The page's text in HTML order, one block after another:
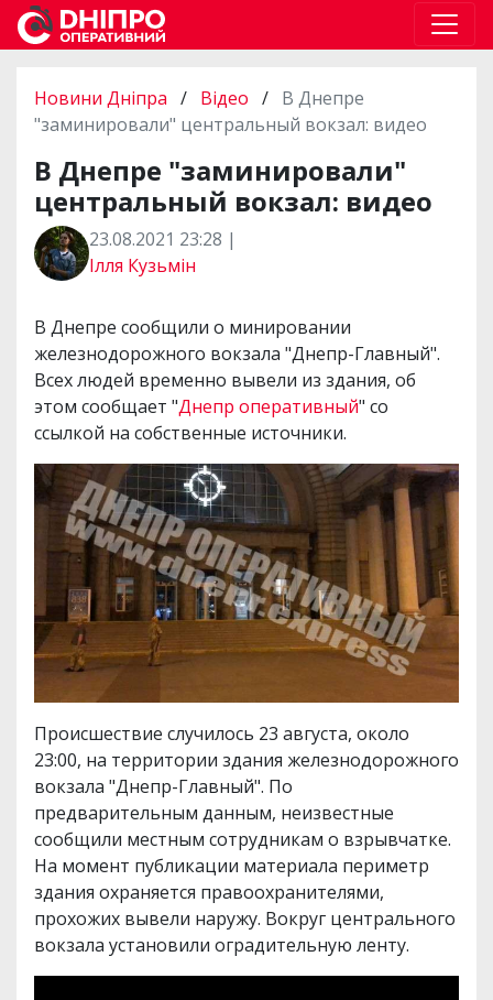
Новини Дніпра / Відео / В Днепре
"заминировали" центральный вокзал: видео
В Днепре "заминировали"
центральный вокзал: видео
23.08.2021 23:28 |
Ілля Кузьмін
В Днепре сообщили о минировании
железнодорожного вокзала "Днепр-Главный".
Всех людей временно вывели из здания, об
этом сообщает "Днепр оперативный" со
ссылкой на собственные источники.
Происшествие случилось 23 августа, около
23:00, на территории здания железнодорожного
вокзала "Днепр-Главный". По
предварительным данным, неизвестные
сообщили местным сотрудникам о взрывчатке.
На момент публикации материала периметр
здания охраняется правоохранителями,
прохожих вывели наружу. Вокруг центрального
вокзала установили оградительную ленту.